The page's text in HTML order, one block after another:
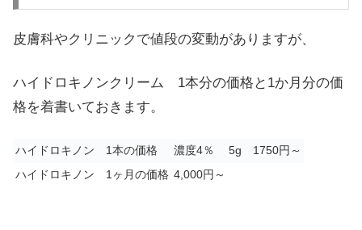
皮膚科やクリニックで値段の変動がありますが、
ハイドロキノンクリーム 1本分の価格と1か月分の価
格を着書いておきます。
ハイドロキノン 1本の価格
濃度4％ 5g 1750円～
ハイドロキノン 1ヶ月の価格 4,000円～